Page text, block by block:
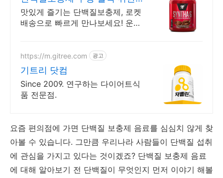
단백질 영양 보충
맛있게 즐기는 단백질보충제, 로켓
배송으로 빠르게 만나보세요! 운동
https://m.gitree.com 광고
기트리 닷컴
Since 2009. 연구하는 다이어트식
품 전문점.
요즘 편의점에 가면 단백질 보충제 음료를 심심치 않게 찾
아볼 수 있습니다. 그만큼 우리나라 사람들이 단백질 섭취
에 관심을 가지고 있다는 것이겠죠? 단백질 보충제 음료
에 대해 알아보기 전 단백질이 무엇인지 먼저 이야기 해볼